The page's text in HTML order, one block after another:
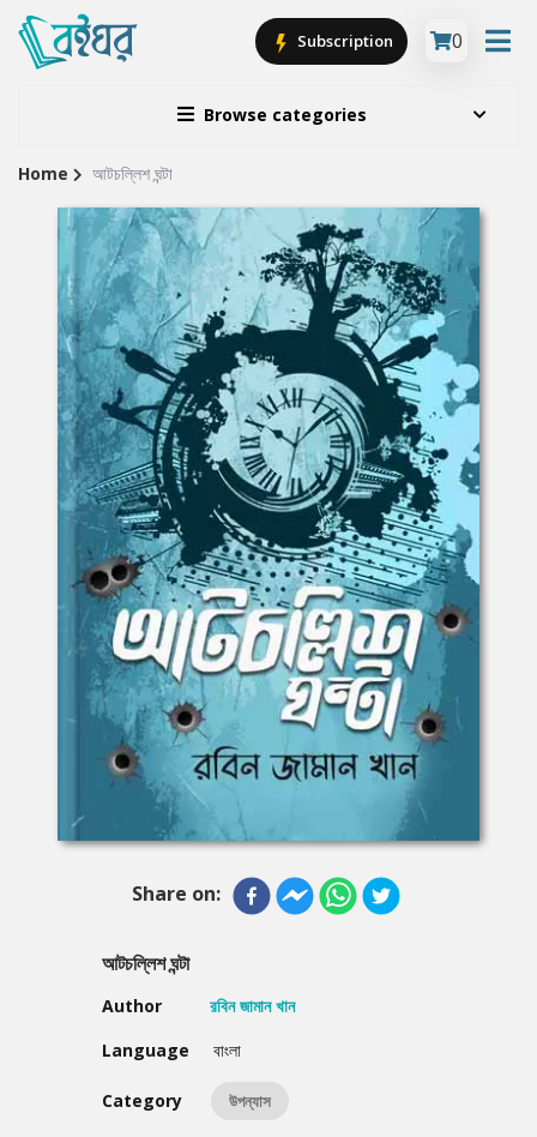
Browse categories
Subscription 0
Site
Breadcrumb
Home আটচল্লিশ ঘন্টা
Share on:
আটচল্লিশ ঘন্টা
Author
রবিন জামান খান
Language
বাংলা
Category উপন্যাস